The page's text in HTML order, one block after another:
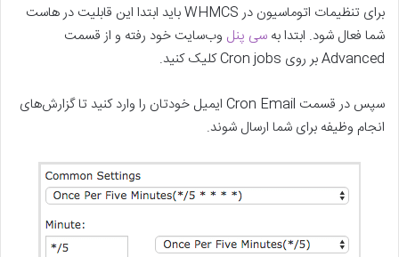
برای تنظیمات اتوماسیون در WHMCS باید ابتدا این قابلیت در هاست
شما فعال شود. ابتدا به سی پنل وب‌سایت خود رفته و از قسمت
Advanced بر روی Cron jobs کلیک کنید.
سپس در قسمت Cron Email ایمیل خودتان را وارد کنید تا گزارش‌های
انجام وظیفه برای شما ارسال شوند.